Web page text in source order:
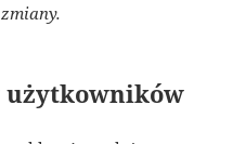
użytkowników